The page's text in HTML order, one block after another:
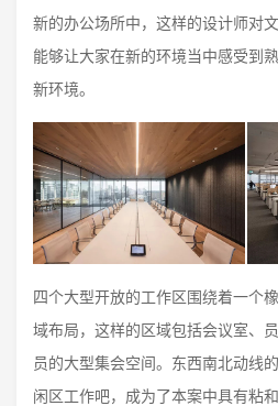
新的办公场所中，这样的设计师对
能够让大家在新的环境当中感受到
新环境。
四个大型开放的工作区围绕着一个
域布局，这样的区域包括会议室、
员的大型集会空间。东西南北动线
闲区工作吧，成为了本案中具有粘